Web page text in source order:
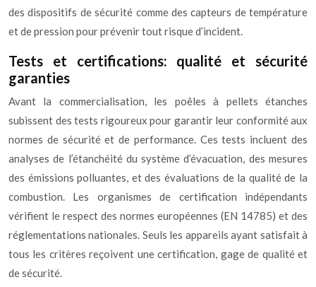
des dispositifs de sécurité comme des capteurs de température
et de pression pour prévenir tout risque d’incident.
Tests et certifications: qualité et sécurité
garanties
Avant la commercialisation, les poêles à pellets étanches
subissent des tests rigoureux pour garantir leur conformité aux
normes de sécurité et de performance. Ces tests incluent des
analyses de l’étanchéité du système d’évacuation, des mesures
des émissions polluantes, et des évaluations de la qualité de la
combustion. Les organismes de certification indépendants
vérifient le respect des normes européennes (EN 14785) et des
réglementations nationales. Seuls les appareils ayant satisfait à
tous les critères reçoivent une certification, gage de qualité et
de sécurité.